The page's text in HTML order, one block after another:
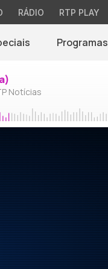
RÁDIO RTP PLAY
Programas
Notícias